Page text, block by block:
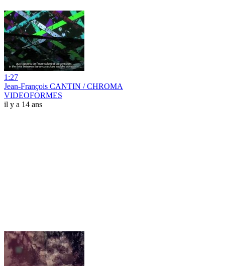
1:27
Jean-François CANTIN / CHROMA
VIDEOFORMES
il y a 14 ans